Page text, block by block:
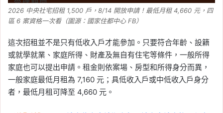
2026 中央社宅招租 1,500 戶，8/14 開放申請！最低月租 4,660 元，四
區 6 案資格一次看（圖源：國家住都中心 FB）
這次招租並不是只有低收入戶才能參加。只要符合年齡、設籍
或就學就業、家庭所得、財產及無自有住宅等條件，一般所得
家庭也可以提出申請。租金則依案場、房型和所得身分而異，
一般家庭最低月租為 7,160 元；具低收入戶或中低收入戶身分
者，最低月租可降至 4,660 元。